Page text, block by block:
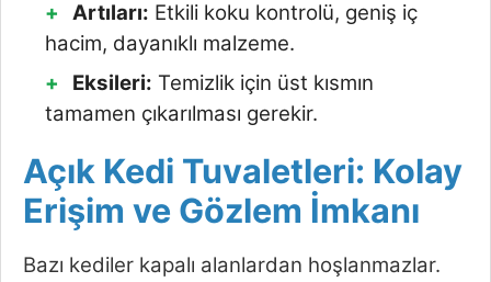
Artıları: Etkili koku kontrolü, geniş iç
hacim, dayanıklı malzeme.
Eksileri: Temizlik için üst kısmın
tamamen çıkarılması gerekir.
Açık Kedi Tuvaletleri: Kolay
Erişim ve Gözlem İmkanı
Bazı kediler kapalı alanlardan hoşlanmazlar.